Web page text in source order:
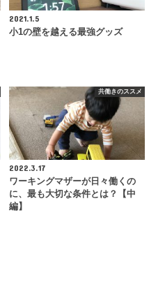
2021.1.5
小1の壁を越える最強グッズ
共働きのススメ
2022.3.17
ワーキングマザーが日々働くの
に、最も大切な条件とは？【中
編】